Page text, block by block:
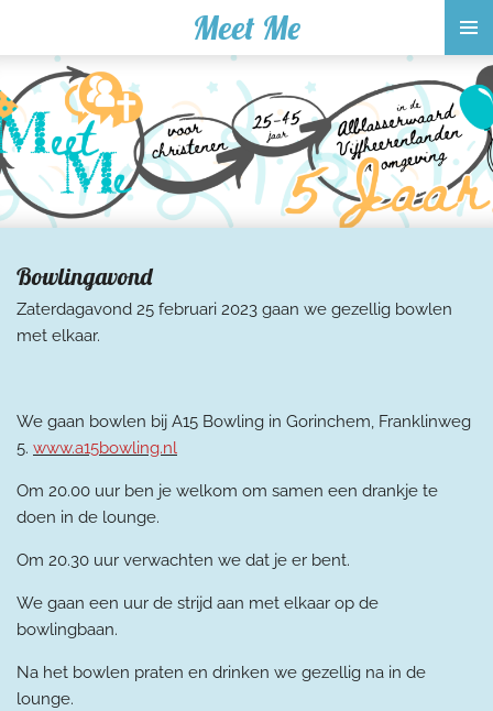
naar
de
hoofdinhoud
Meet Me
Bowlingavond
Zaterdagavond 25 februari 2023 gaan we gezellig bowlen
met elkaar.
We gaan bowlen bij A15 Bowling in Gorinchem, Franklinweg
5. www.a15bowling.nl
Om 20.00 uur ben je welkom om samen een drankje te
doen in de lounge.
Om 20.30 uur verwachten we dat je er bent.
We gaan een uur de strijd aan met elkaar op de
bowlingbaan.
Na het bowlen praten en drinken we gezellig na in de
lounge.